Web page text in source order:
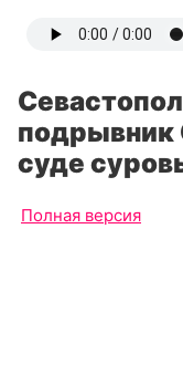
подрывник
суде
Полная версия